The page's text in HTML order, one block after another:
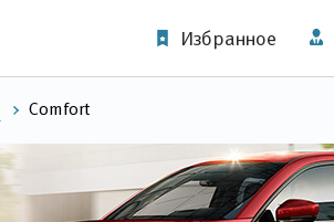
Избранное
Comfort